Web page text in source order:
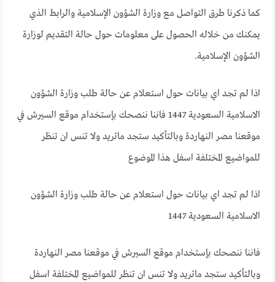
كما ذكرنا طرق التواصل مع وزارة الشؤون الإسلامية والرابط الذي
يمكنك من خلاله الحصول على معلومات حول حالة التقديم لوزارة
الشؤون الإسلامية.
اذا لم تجد اي بيانات حول استعلام عن حالة طلب وزارة الشؤون
الاسلامية السعودية 1447 فاننا ننصحك بإستخدام موقع السيرش في
موقعنا مصر النهاردة وبالتأكيد ستجد ماتريد ولا تنس ان تنظر
للمواضيع المختلفة اسفل هذا الموضوع
اذا لم تجد اي بيانات حول استعلام عن حالة طلب وزارة الشؤون
الاسلامية السعودية 1447
فاننا ننصحك بإستخدام موقع السيرش في موقعنا مصر النهاردة
وبالتأكيد ستجد ماتريد ولا تنس ان تنظر للمواضيع المختلفة اسفل